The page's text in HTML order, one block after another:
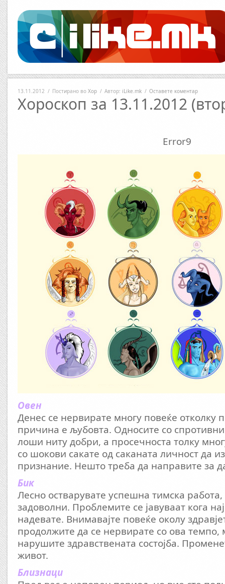
13.11.2012 / Постирано во Хор / Автор: iLike.mk / Оставете коментар
Хороскоп за 13.11.2012
Error9
Овен
Денес се нервирате многу повеќе отколку
причина е љубовта. Односите со
лоши ниту добри, а просечноста толку
со шокови сакате од саканата личност да
признание. Нешто треба да направите за
Бик
Лесно остварувате успешна тимска работа,
задоволни. Проблемите се јавуваат кога
надевате. Внимавајте повеќе околу
продолжите да се нервирате со ова темпо,
нарушите здравствената состојба.
живот.
Близнаци